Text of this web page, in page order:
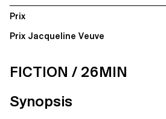
Prix
Prix Jacqueline Veuve
FICTION / 26MIN
Synopsis